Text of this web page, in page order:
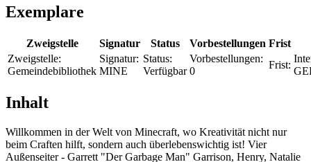
Exemplare
Zweigstelle Signatur Status Vorbestellungen Frist
Zweigstelle:
Gemeindebibliothek
Signatur:
MINE
Status:
Verfügbar
Vorbestellungen:
0
Frist:
Inhalt
Willkommen in der Welt von Minecraft, wo Kreativität nicht nur
beim Craften hilft, sondern auch überlebenswichtig ist! Vier
Außenseiter - Garrett "Der Garbage Man" Garrison, Henry, Natalie